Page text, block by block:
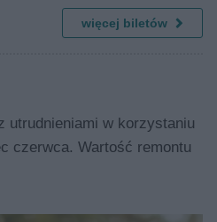
więcej biletów
utrudnieniami w korzystaniu
czerwca. Wartość remontu